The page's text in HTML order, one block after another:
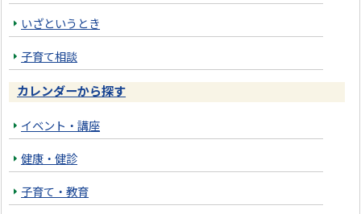
いざというとき
子育て相談
カレンダーから探す
イベント・講座
健康・健診
子育て・教育